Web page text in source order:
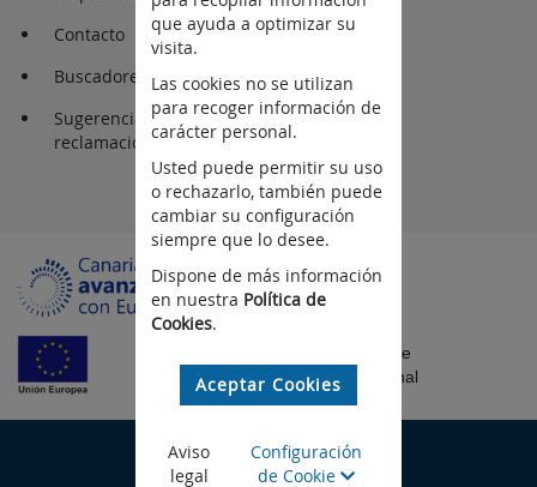
Contacto
Buscadores
Sugerencia y
reclamaciones
Fondo Europeo de
Desarrollo Regional
©Gobierno de Canarias
que ayuda a optimizar su
visita.
Las cookies no se utilizan
para recoger información de
carácter personal.
Usted puede permitir su uso
o rechazarlo, también puede
cambiar su configuración
siempre que lo desee.
Dispone de más información
en nuestra Política de
Cookies.
Aceptar Cookies
Aviso
legal
Configuración
de Cookie